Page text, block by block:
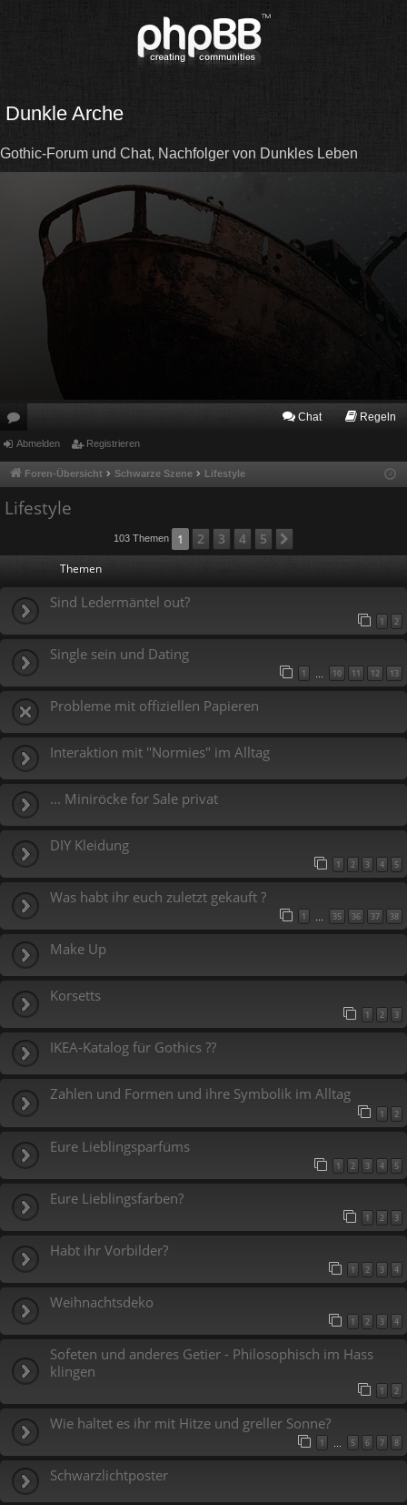
Dunkle Arche
Gothic-Forum und Chat, Nachfolger von Dunkles Leben
or
en
Chat Regeln
Abmelden Registrieren
Foren-Übersicht Schwarze Szene Lifestyle
Lifestyle
103 Themen 1 2 3 4 5
Themen
Sind Ledermäntel out?
1 2
Single sein und Dating
1 … 10 11 12 13
Probleme mit offiziellen Papieren
Interaktion mit "Normies" im Alltag
... Miniröcke for Sale privat
DIY Kleidung
1 2 3 4 5
Was habt ihr euch zuletzt gekauft ?
1 … 35 36 37 38
Make Up
Korsetts
1 2 3
IKEA-Katalog für Gothics ??
Zahlen und Formen und ihre Symbolik im Alltag
1 2
Eure Lieblingsparfüms
1 2 3 4 5
Eure Lieblingsfarben?
1 2 3
Habt ihr Vorbilder?
1 2 3 4
Weihnachtsdeko
1 2 3 4
Sofeten und anderes Getier - Philosophisch im Hass
klingen
1 2
Wie haltet es ihr mit Hitze und greller Sonne?
1 … 5 6 7 8
Schwarzlichtposter